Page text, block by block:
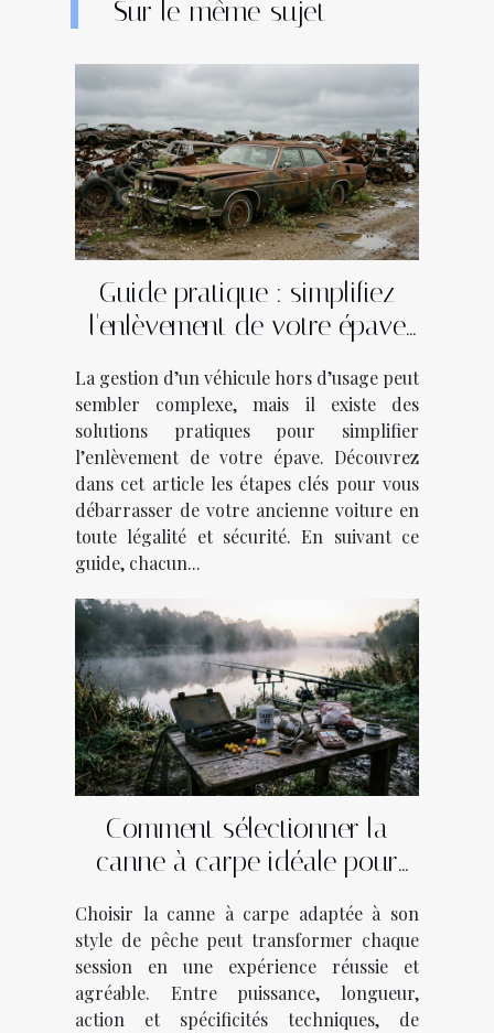
Sur le même sujet
Guide pratique : simplifiez
l'enlèvement de votre épave
La gestion d’un véhicule hors d’usage peut
sembler complexe, mais il existe des
solutions pratiques pour simplifier
l’enlèvement de votre épave. Découvrez
dans cet article les étapes clés pour vous
débarrasser de votre ancienne voiture en
toute légalité et sécurité. En suivant ce
guide, chacun...
Comment sélectionner la
canne à carpe idéale pour
Choisir la canne à carpe adaptée à son
style de pêche peut transformer chaque
session en une expérience réussie et
agréable. Entre puissance, longueur,
action et spécificités techniques, de